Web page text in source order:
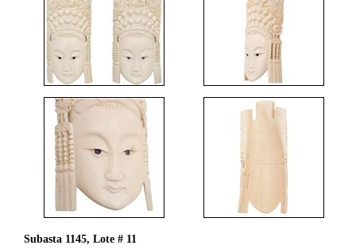
Subasta 1145, Lote # 11